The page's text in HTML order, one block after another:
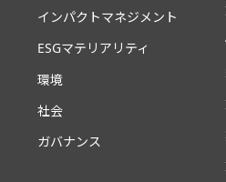
インパクトマネジメント
ESGマテリアリティ
環境
社会
ガバナンス